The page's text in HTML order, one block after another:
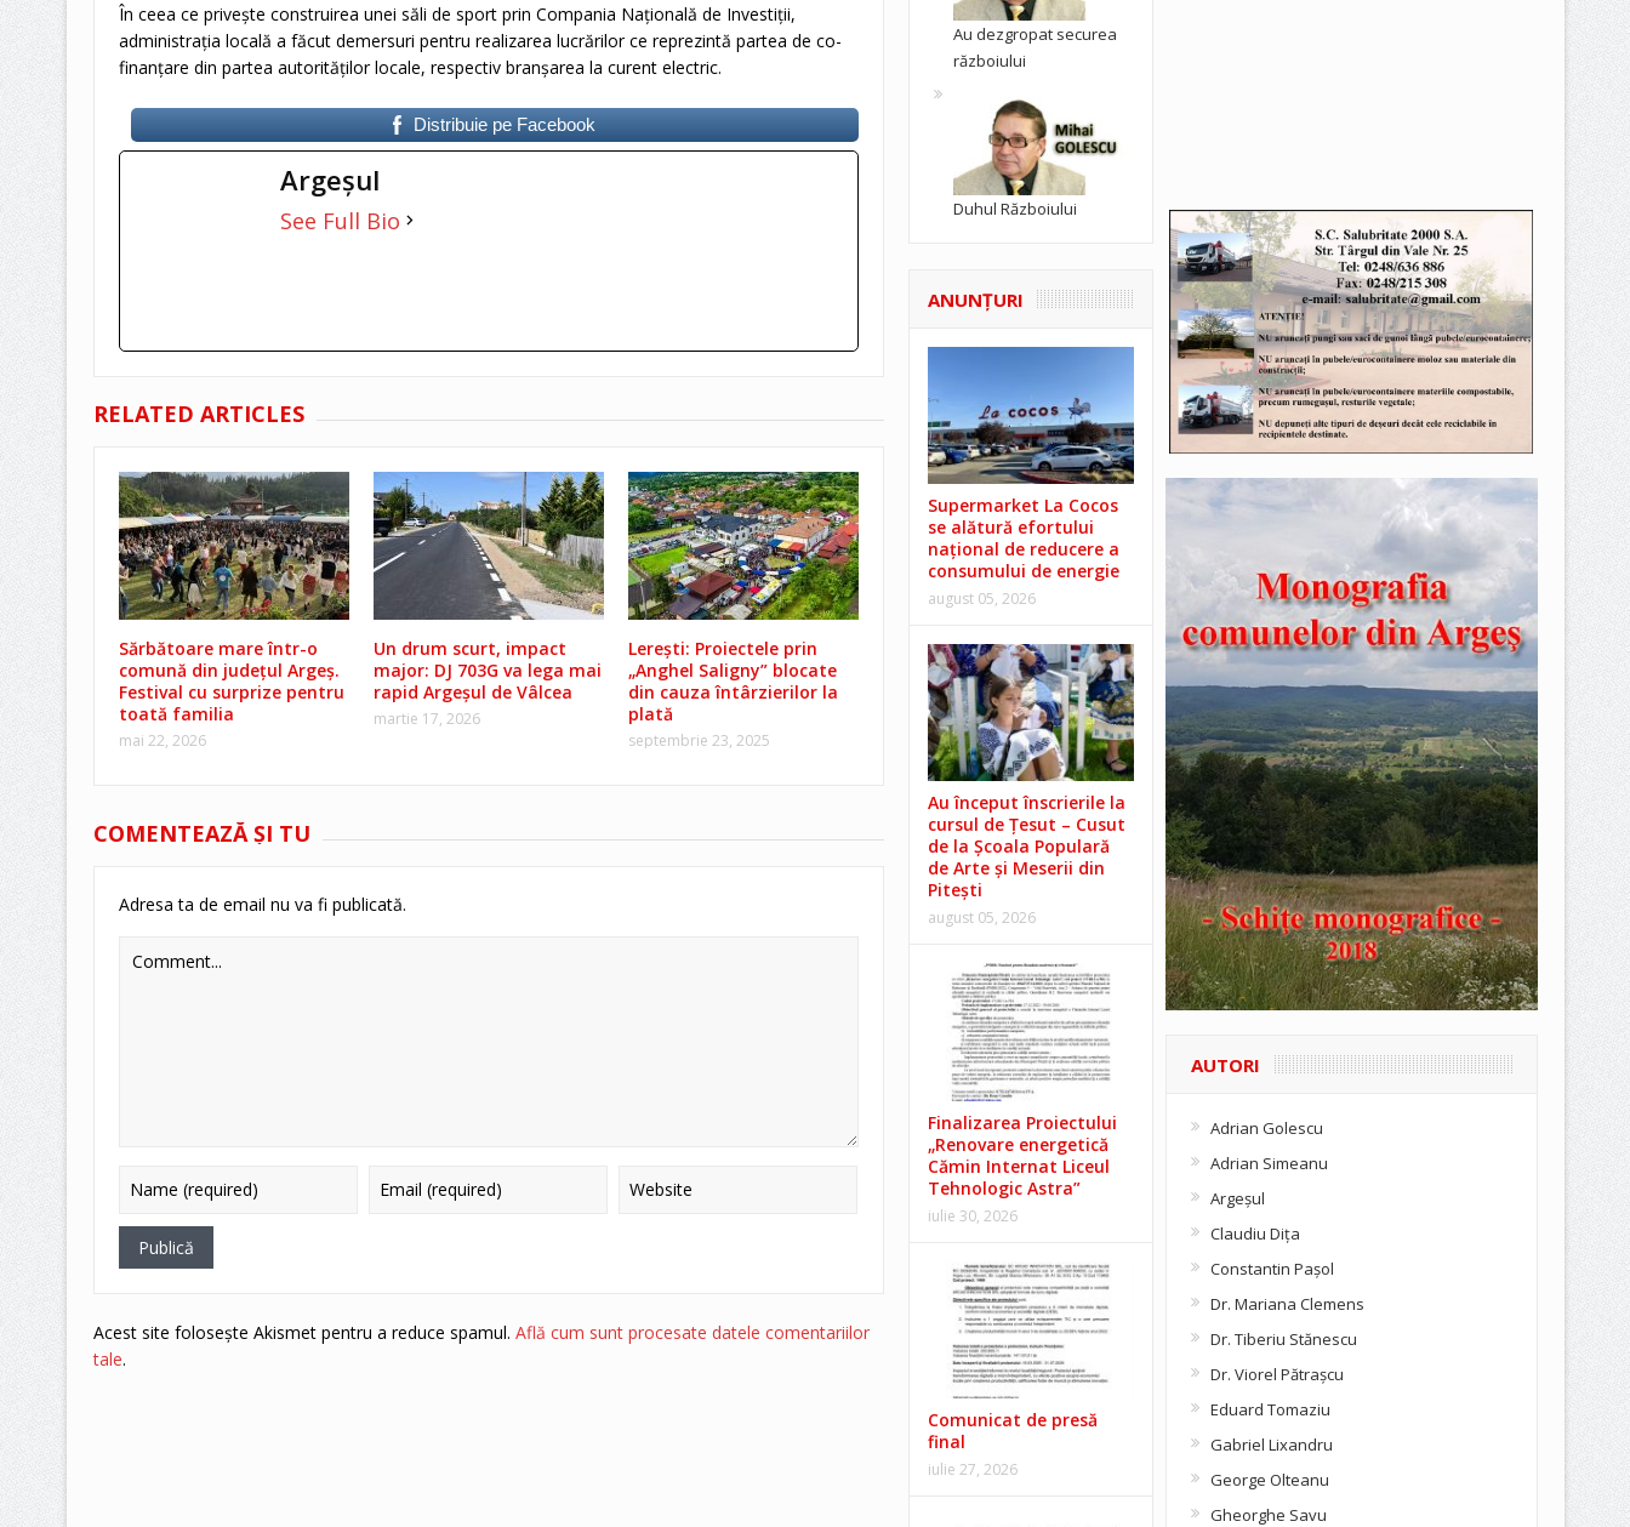
În ceea ce privește construirea unei săli de sport prin Compania Națională de Investiții,
administrația locală a făcut demersuri pentru realizarea lucrărilor ce reprezintă partea de co-
finanțare din partea autorităților locale, respectiv branșarea la curent electric.
Distribuie pe Facebook
Argeşul
See Full Bio
RELATED ARTICLES
Sărbătoare mare într-o
comună din județul Argeș.
Festival cu surprize pentru
toată familia
mai 22, 2026
Un drum scurt, impact
major: DJ 703G va lega mai
rapid Argeșul de Vâlcea
martie 17, 2026
Lerești: Proiectele prin
„Anghel Saligny” blocate
din cauza întârzierilor la
plată
septembrie 23, 2025
COMENTEAZĂ ŞI TU
Adresa ta de email nu va fi publicată.
Acest site folosește Akismet pentru a reduce spamul. Află cum sunt procesate datele comentariilor
tale.
Au dezgropat securea
războiului
Duhul Războiului
ANUNŢURI
Supermarket La Cocos
se alătură efortului
național de reducere a
consumului de energie
august 05, 2026
Au început înscrierile la
cursul de Țesut – Cusut
de la Școala Populară
de Arte și Meserii din
Pitești
august 05, 2026
Finalizarea Proiectului
„Renovare energetică
Cămin Internat Liceul
Tehnologic Astra”
iulie 30, 2026
Comunicat de presă
final
iulie 27, 2026
AUTORI
Adrian Golescu
Adrian Simeanu
Argeşul
Claudiu Diţa
Constantin Pașol
Dr. Mariana Clemens
Dr. Tiberiu Stănescu
Dr. Viorel Pătraşcu
Eduard Tomaziu
Gabriel Lixandru
George Olteanu
Gheorghe Savu